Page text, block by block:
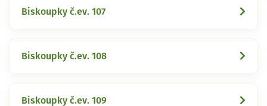
Biskoupky č.ev. 107
Biskoupky č.ev. 108
Biskoupky č.ev. 109